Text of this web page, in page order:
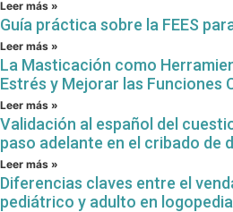
Leer más »
Guía práctica sobre la FEES
Leer más »
La Masticación como
Estrés y Mejorar las Funciones
Leer más »
Validación al español del
paso adelante en el cribado de
Leer más »
Diferencias claves entre el
pediátrico y adulto en logopedia